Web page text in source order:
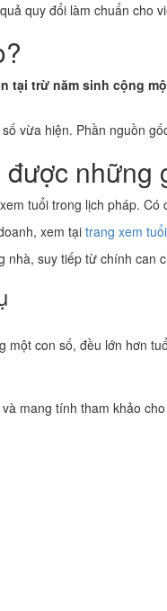
quy đổi làm chuẩn cho
tại trừ năm sinh cộng
vừa hiện. Phần nguồn
những
tuổi trong lịch pháp.
xem tại trang xem tuổi
suy tiếp từ chính
một con số, đều lớn hơn
mang tính tham khảo